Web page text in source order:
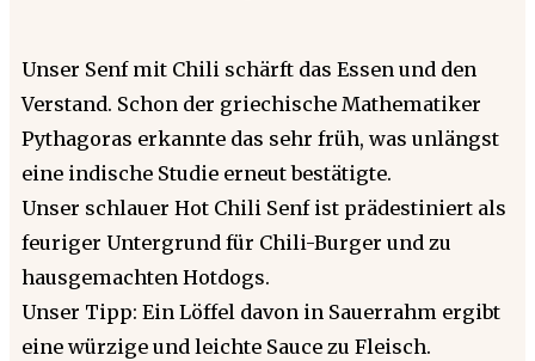
Unser Senf mit Chili schärft das Essen und den
Verstand. Schon der griechische Mathematiker
Pythagoras erkannte das sehr früh, was unlängst
eine indische Studie erneut bestätigte.
Unser schlauer Hot Chili Senf ist prädestiniert als
feuriger Untergrund für Chili-Burger und zu
hausgemachten Hotdogs.
Unser Tipp: Ein Löffel davon in Sauerrahm ergibt
eine würzige und leichte Sauce zu Fleisch.